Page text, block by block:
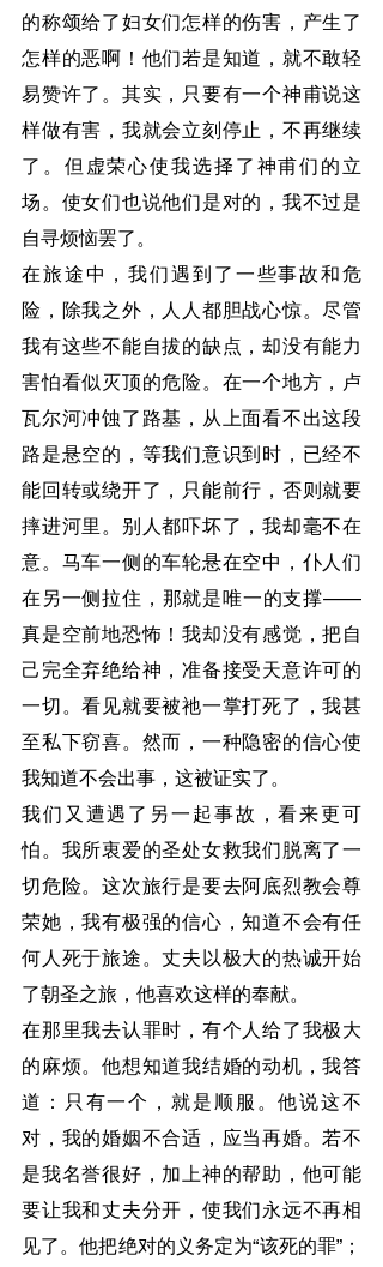
的称颂给了妇女们怎样的伤害，产生了
怎样的恶啊！他们若是知道，就不敢轻
易赞许了。其实，只要有一个神甫说这
样做有害，我就会立刻停止，不再继续
了。但虚荣心使我选择了神甫们的立
场。使女们也说他们是对的，我不过是
自寻烦恼罢了。
在旅途中，我们遇到了一些事故和危
险，除我之外，人人都胆战心惊。尽管
我有这些不能自拔的缺点，却没有能力
害怕看似灭顶的危险。在一个地方，卢
瓦尔河冲蚀了路基，从上面看不出这段
路是悬空的，等我们意识到时，已经不
能回转或绕开了，只能前行，否则就要
摔进河里。别人都吓坏了，我却毫不在
意。马车一侧的车轮悬在空中，仆人们
在另一侧拉住，那就是唯一的支撑——
真是空前地恐怖！我却没有感觉，把自
己完全弃绝给神，准备接受天意许可的
一切。看见就要被祂一掌打死了，我甚
至私下窃喜。然而，一种隐密的信心使
我知道不会出事，这被证实了。
我们又遭遇了另一起事故，看来更可
怕。我所衷爱的圣处女救我们脱离了一
切危险。这次旅行是要去阿底烈教会尊
荣她，我有极强的信心，知道不会有任
何人死于旅途。丈夫以极大的热诚开始
了朝圣之旅，他喜欢这样的奉献。
在那里我去认罪时，有个人给了我极大
的麻烦。他想知道我结婚的动机，我答
道：只有一个，就是顺服。他说这不
对，我的婚姻不合适，应当再婚。若不
是我名誉很好，加上神的帮助，他可能
要让我和丈夫分开，使我们永远不再相
见了。他把绝对的义务定为“该死的罪”；